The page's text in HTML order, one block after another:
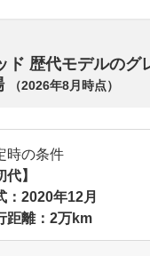
ド 歴代モデルのグ
（2026年8月 時点）
時の条件
代】
：2020年12月
距離：2万km